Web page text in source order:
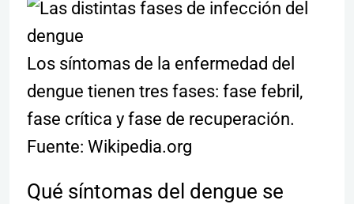
Los síntomas de la enfermedad del
dengue tienen tres fases: fase febril,
fase crítica y fase de recuperación.
Fuente: Wikipedia.org
Qué síntomas del dengue se